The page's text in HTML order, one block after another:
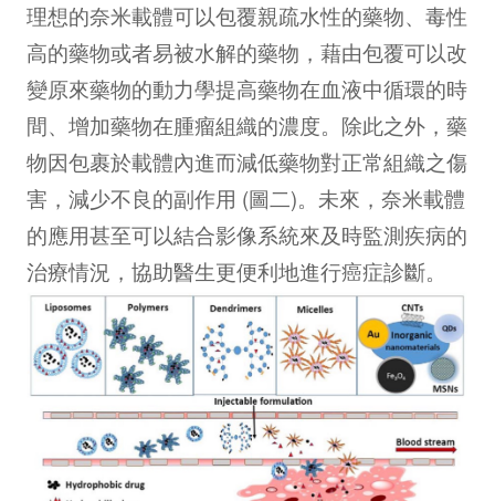
理想的奈米載體可以包覆親疏水性的藥物、毒性
高的藥物或者易被水解的藥物，藉由包覆可以改
變原來藥物的動力學提高藥物在血液中循環的時
間、增加藥物在腫瘤組織的濃度。除此之外，藥
物因包裹於載體內進而減低藥物對正常組織之傷
害，減少不良的副作用 (圖二)。未來，奈米載體
的應用甚至可以結合影像系統來及時監測疾病的
治療情況，協助醫生更便利地進行癌症診斷。